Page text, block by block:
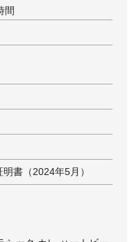
間
書（2024年5月）